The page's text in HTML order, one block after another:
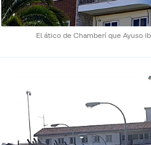
El ático de Chamberí que Ayuso